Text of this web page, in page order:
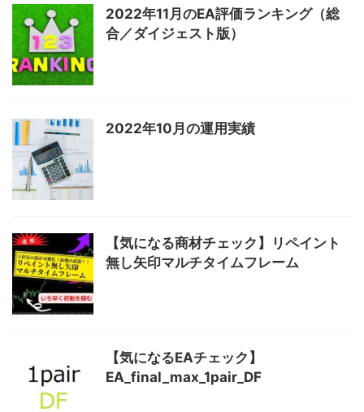
2022年11月のEA評価ランキング（総
合／ダイジェスト版）
2022年10月の運用実績
【気になる商材チェック】リペイント
無し矢印マルチタイムフレーム
【気になるEAチェック】
EA_final_max_1pair_DF